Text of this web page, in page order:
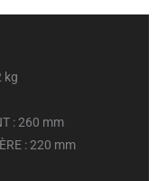
kg
: 260 mm
: 220 mm